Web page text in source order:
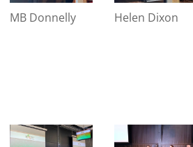
MB Donnelly Helen Dixon